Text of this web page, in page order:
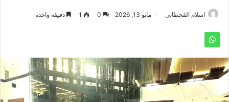
اسلام القحطانى مايو 13, 2026 0
1 دقيقة واحدة